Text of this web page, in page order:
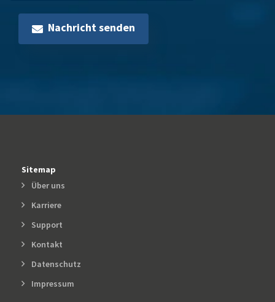
Nachricht senden
Sitemap
Über uns
Karriere
Support
Kontakt
Datenschutz
Impressum